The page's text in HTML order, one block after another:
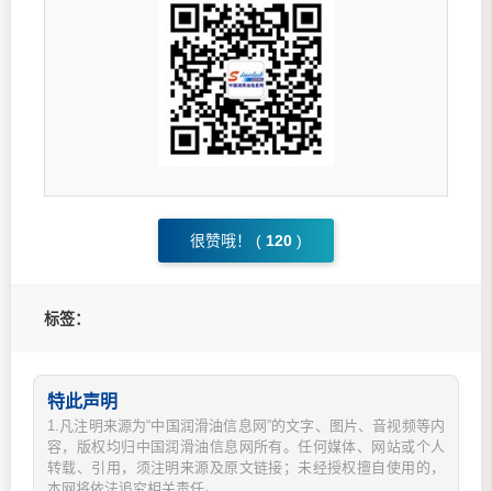
很赞哦！ ( 120 )
标签：
特此声明
1.凡注明来源为“中国润滑油信息网”的文字、图片、音视频等内
容，版权均归中国润滑油信息网所有。任何媒体、网站或个人
转载、引用，须注明来源及原文链接；未经授权擅自使用的，